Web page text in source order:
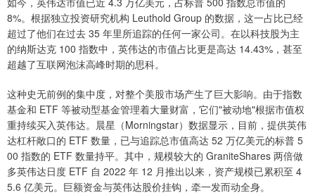
8%。根据独立投资研究机构 Leuthold Group 的数据，这一占比已经
超过了他们在过去 35 年里所追踪的任何一家公司。在以科技股为主
的纳斯达克 100 指数中，英伟达的市值占比更是高达 14.43%，甚至
超越了互联网泡沫高峰时期的思科。
这种史无前例的集中度，对整个美股市场产生了巨大影响。由于指数
基金和 ETF 等被动型基金管理着大量财富，它们"被动地"根据市值权
重持续买入英伟达。晨星（Morningstar）数据显示，目前，提供英伟
达杠杆敞口的 ETF 数量，已与追踪总市值高达 52 万亿美元的标普 5
00 指数的 ETF 数量持平。其中，规模较大的 GraniteShares 两倍做
多英伟达日度 ETF 自 2022 年 12 月推出以来，资产规模已累积至 4
5.6 亿美元。巨额资金与英伟达股价挂钩，牵一发而动全身。